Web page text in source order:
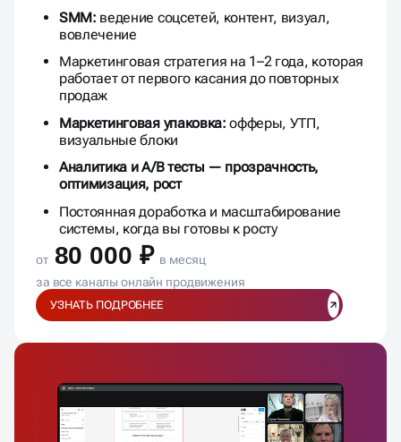
SMM: ведение соцсетей, контент, визуал,
вовлечение
Маркетинговая стратегия на 1–2 года, которая
работает от первого касания до повторных
продаж
Маркетинговая упаковка: офферы, УТП,
визуальные блоки
Аналитика и A/B тесты — прозрачность,
оптимизация, рост
Постоянная доработка и масштабирование
системы, когда вы готовы к росту
от 80 000 ₽ в месяц
за все каналы онлайн продвижения
УЗНАТЬ ПОДРОБНЕЕ